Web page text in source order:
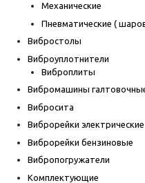
Механические
Пневматические (
Вибростолы
Виброуплотнители
Виброплиты
Вибромашины
Вибросита
Виброрейки электрические
Виброрейки бензиновые
Вибропогружатели
Комплектующие